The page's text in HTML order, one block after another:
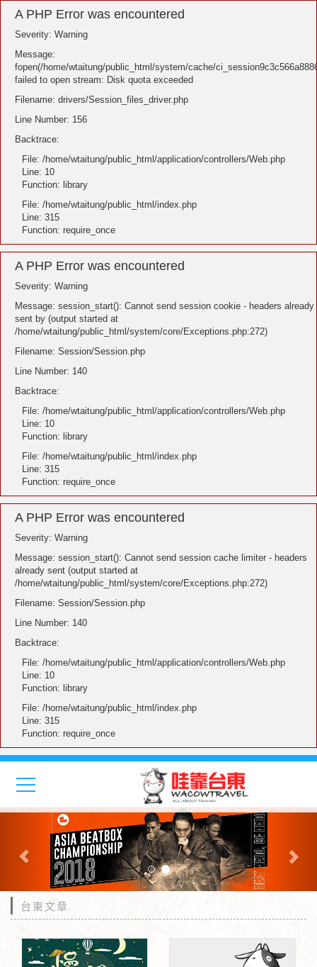
A PHP Error was encountered
Severity: Warning
Message:
fopen(/home/wtaitung/public_html/system/cache/
failed to open stream: Disk quota exceeded
Filename: drivers/Session_files_driver.php
Line Number: 156
Backtrace:
File: /home/wtaitung/public_html/application/controllers/Web.php
Line: 10
Function: library
File: /home/wtaitung/public_html/index.php
Line: 315
Function: require_once
A PHP Error was encountered
Severity: Warning
Message: session_start(): Cannot send session cookie - headers already
sent by (output started at
/home/wtaitung/public_html/system/core/Exceptions.php:272)
Filename: Session/Session.php
Line Number: 140
Backtrace:
File: /home/wtaitung/public_html/application/controllers/Web.php
Line: 10
Function: library
File: /home/wtaitung/public_html/index.php
Line: 315
Function: require_once
A PHP Error was encountered
Severity: Warning
Message: session_start(): Cannot send session cache limiter - headers
already sent (output started at
/home/wtaitung/public_html/system/core/Exceptions.php:272)
Filename: Session/Session.php
Line Number: 140
Backtrace:
File: /home/wtaitung/public_html/application/controllers/Web.php
Line: 10
Function: library
File: /home/wtaitung/public_html/index.php
Line: 315
Function: require_once
Previous
台東文章